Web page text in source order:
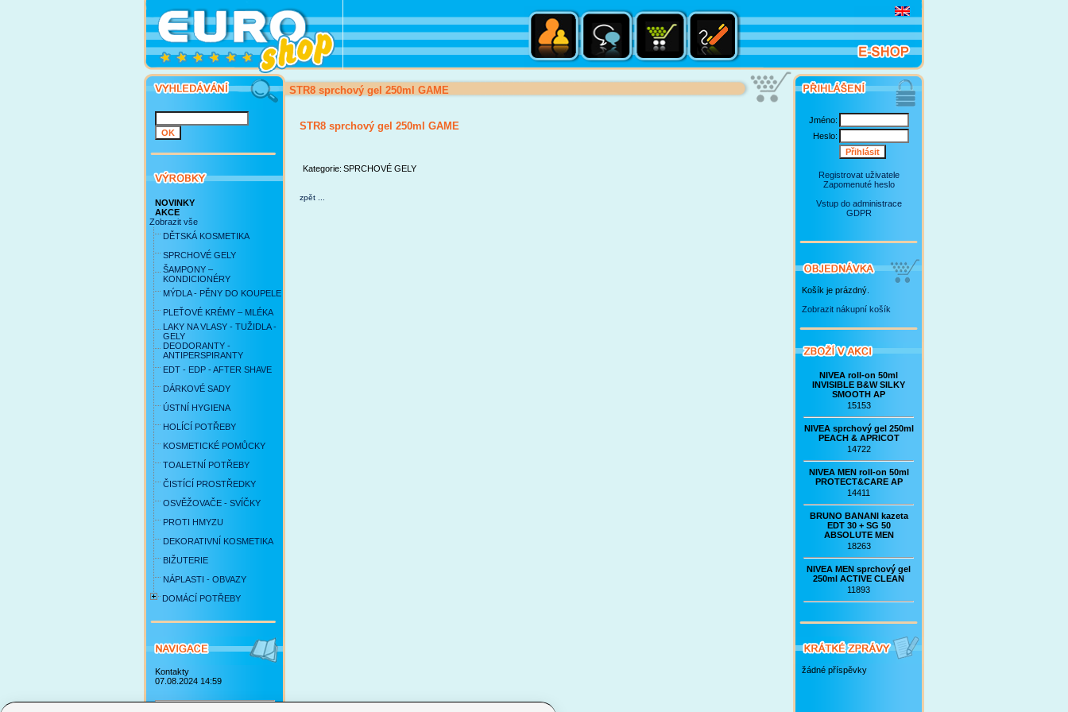
NOVINKY
AKCE
Zobrazit vše
DĚTSKÁ KOSMETIKA
SPRCHOVÉ GELY
ŠAMPONY –
KONDICIONÉRY
MÝDLA - PĚNY DO KOUPELE
PLEŤOVÉ KRÉMY – MLÉKA
LAKY NA VLASY - TUŽIDLA -
GELY
DEODORANTY -
ANTIPERSPIRANTY
EDT - EDP - AFTER SHAVE
DÁRKOVÉ SADY
ÚSTNÍ HYGIENA
HOLÍCÍ POTŘEBY
KOSMETICKÉ POMŮCKY
TOALETNÍ POTŘEBY
ČISTÍCÍ PROSTŘEDKY
OSVĚŽOVAČE - SVÍČKY
PROTI HMYZU
DEKORATIVNÍ KOSMETIKA
BIŽUTERIE
NÁPLASTI - OBVAZY
DOMÁCÍ POTŘEBY
Kontakty
07.08.2024 14:59
STR8 sprchový gel 250ml GAME
STR8 sprchový gel 250ml GAME
Kategorie: SPRCHOVÉ GELY
zpět ...
Jméno:
Heslo:
Registrovat uživatele
Zapomenuté heslo
Vstup do administrace
GDPR
Košík je prázdný.
Zobrazit nákupní košík
NIVEA roll-on 50ml
INVISIBLE B&W SILKY
SMOOTH AP
15153
NIVEA sprchový gel 250ml
PEACH & APRICOT
14722
NIVEA MEN roll-on 50ml
PROTECT&CARE AP
14411
BRUNO BANANI kazeta
EDT 30 + SG 50
ABSOLUTE MEN
18263
NIVEA MEN sprchový gel
250ml ACTIVE CLEAN
11893
žádné příspěvky